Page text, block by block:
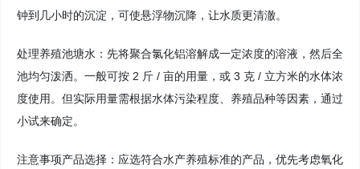
钟到几小时的沉淀，可使悬浮物沉降，让水质更清澈。
处理养殖池塘水：先将聚合氯化铝溶解成一定浓度的溶液，然后全
池均匀泼洒。一般可按 2 斤 / 亩的用量，或 3 克 / 立方米的水体浓
度使用。但实际用量需根据水体污染程度、养殖品种等因素，通过
小试来确定。
注意事项产品选择：应选符合水产养殖标准的产品，优先考虑氧化